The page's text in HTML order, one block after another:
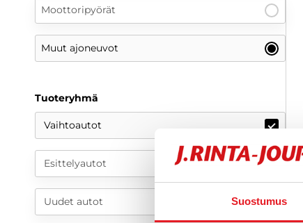
Suostumus
Moottoripyörät
Muut ajoneuvot
Tuoteryhmä
Vaihtoautot
Esittelyautot
Uudet autot